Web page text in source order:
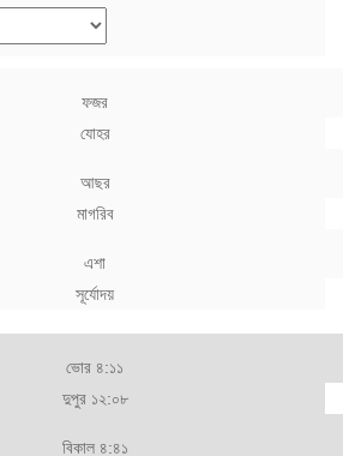
ফজর
যোহর
আছর
মাগরিব
এশা
সূর্যোদয়
ভোর ৪:১১
দুপুর ১২:০৮
বিকাল ৪:৪১